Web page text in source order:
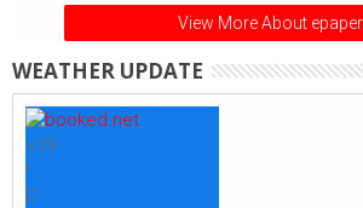
View More About epaper
WEATHER UPDATE
+29
°
C